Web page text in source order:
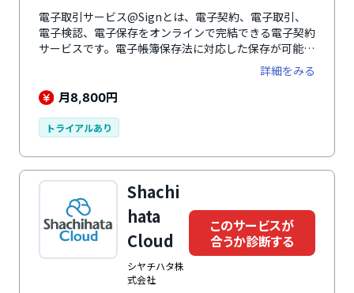
電子取引サービス@Signとは、電子契約、電子取引、
電子検認、電子保存をオンラインで完結できる電子契約
サービスです。電子帳簿保存法に対応した保存が可能で
あるほか、電子署名・タイプスタンプの付与、請求書に
ついてはインボイス制度に対応した登録や検索が可能で
す。運営会社である三菱電機グループのMIND（三菱電
フラやシステムなどのICTサービス全般を提供する会社
であり、@Signも、セキュリティ、データセンタ、ク
ラウド基盤など、安全・安心のサービス基盤のもと利用
できるのが魅力です。導入にあたっては、各社の既存シ
ステムとの連携にも対応し導入を円滑にサポートしま
詳細をみる
月8,800円
トライアルあり
Shachi
hata
Cloud
シヤチハタ株
式会社
このサービスが
合うか診断する